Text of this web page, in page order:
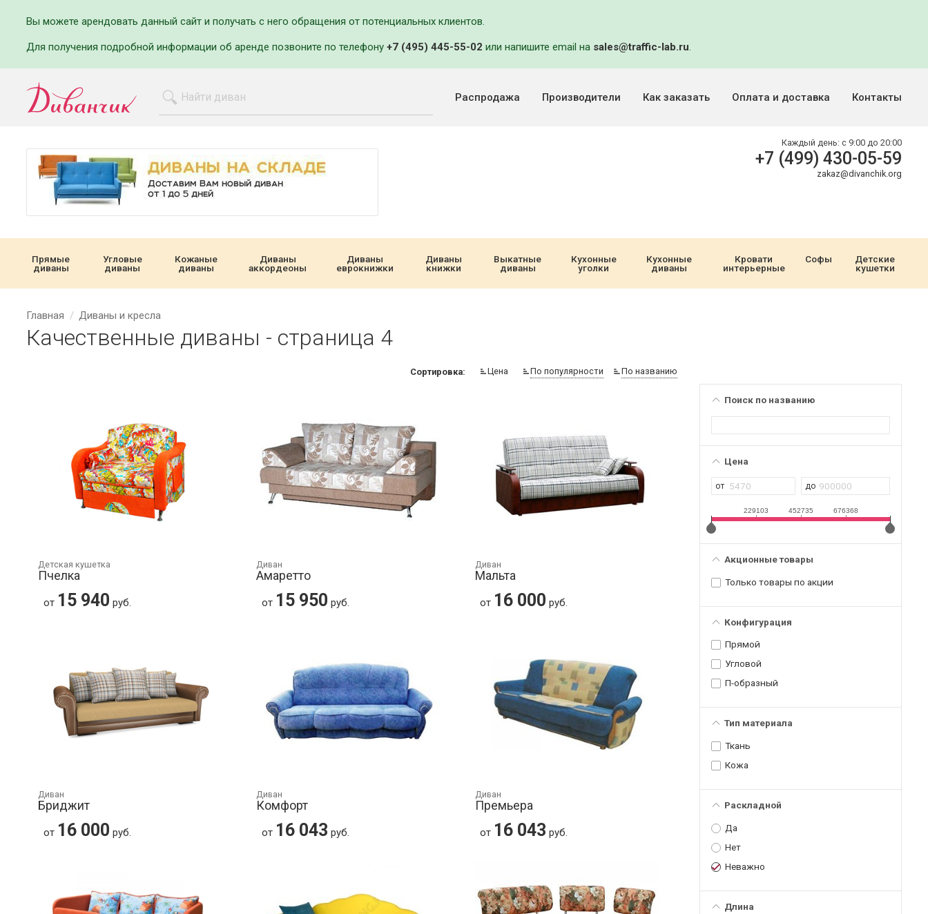
Вы можете арендовать данный сайт и получать с него обращения от потенциальных клиентов.
Для получения подробной информации об аренде позвоните по телефону +7 (495) 445-55-02 или напишите email на sales@traffic-lab.ru.
Распродажа Производители Как заказать Оплата и доставка Контакты
Каждый день: с 9:00 до 20:00
+7 (499) 430-05-59
zakaz@divanchik.org
Прямые
диваны
Угловые
диваны
Кожаные
диваны
Диваны
аккордеоны
Диваны
еврокнижки
Диваны
книжки
Выкатные
диваны
Кухонные
уголки
Кухонные
диваны
Кровати
интерьерные
Софы
Детские
кушетки
Главная Диваны и кресла
Качественные диваны - страница 4
Поиск по названию
Цена
229103 452735 676368
Акционные товары
Только товары по акции
Конфигурация
Прямой
Угловой
П-образный
Тип материала
Ткань
Кожа
Раскладной
Да
Нет
Неважно
Длина
Сортировка: Цена По популярности По названию
Детская кушетка
Пчелка
от 15 940 руб.
Диван
Амаретто
от 15 950 руб.
Диван
Мальта
от 16 000 руб.
Диван
Бриджит
от 16 000 руб.
Диван
Комфорт
от 16 043 руб.
Диван
Премьера
от 16 043 руб.